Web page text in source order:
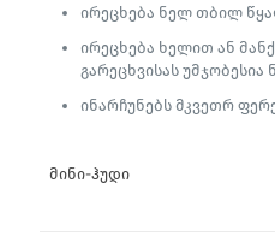
ირეცხება ნელ თბილ
ირეცხება ხელით ან
გარეცხვისას
ინარჩუნებს მკვეთრ
მინი-ჰუდი